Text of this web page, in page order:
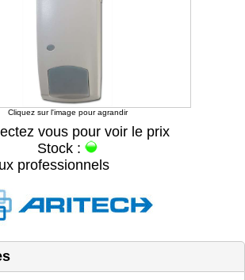
Cliquez sur l'image pour agrandir
vous pour voir le prix
Stock :
professionnels